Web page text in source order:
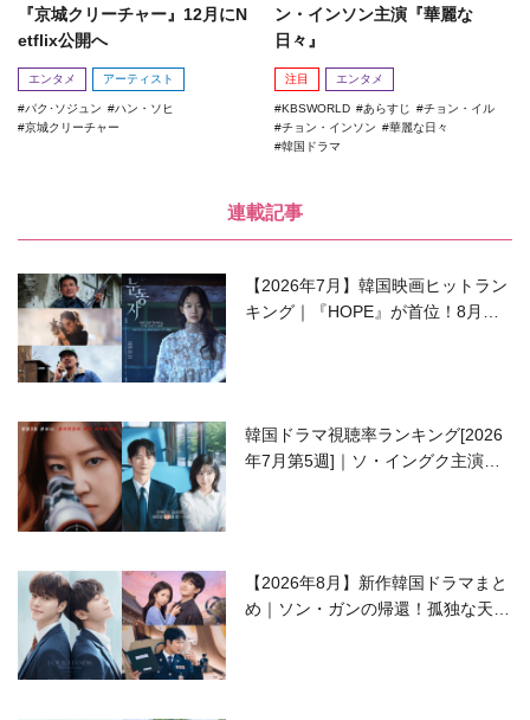
『京城クリーチャー』12月にN
etflix公開へ
エンタメ アーティスト
パク･ソジュン
ハン・ソヒ
京城クリーチャー
ン・インソン主演『華麗な
日々』
注目 エンタメ
KBSWORLD あらすじ
チョン・イル
チョン・インソン
華麗な日々
韓国ドラマ
連載記事
【2026年7月】韓国映画ヒットラン
キング｜『HOPE』が首位！8月公
韓国ドラマ視聴率ランキング[2026
年7月第5週]｜ソ・イングク主演の
【2026年8月】新作韓国ドラマまと
め｜ソン・ガンの帰還！孤独な天才